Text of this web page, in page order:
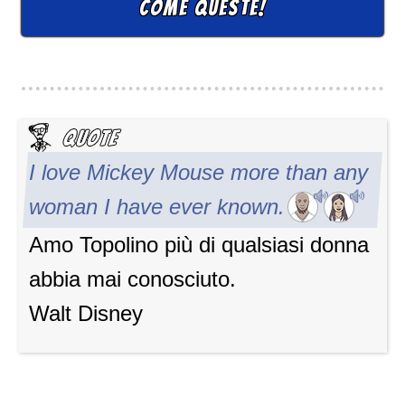
COME QUESTE!
I love Mickey Mouse more than any
woman I have ever known.
Amo Topolino più di qualsiasi donna
abbia mai conosciuto.
Walt Disney